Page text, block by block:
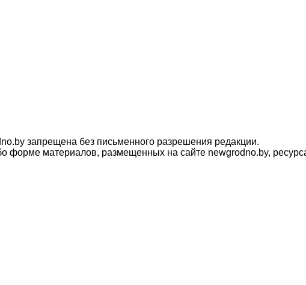
запрещена без письменного разрешения редакции.
форме материалов, размещенных на сайте newgrodno.by,